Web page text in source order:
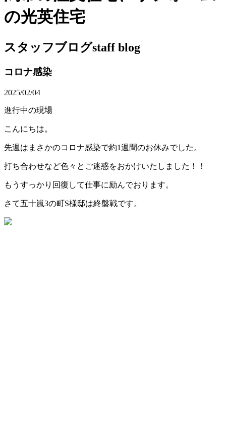
の光英住宅
スタッフブログstaff blog
コロナ感染
2025/02/04
進行中の現場
こんにちは。
先週はまさかのコロナ感染で約1週間のお休みでした。
打ち合わせなど色々とご迷惑をおかけいたしました！！
もうすっかり回復して仕事に励んでおります。
さて五十嵐3の町S様邸は終盤戦です。